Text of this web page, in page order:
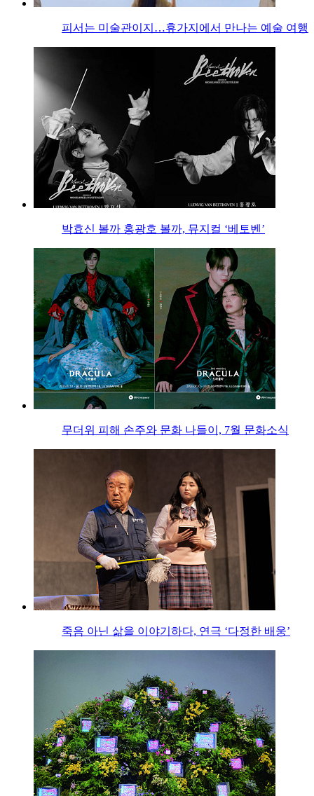
피서는 미술관이지…휴가지에서 만나는 예술 여행
박효신 볼까 홍광호 볼까, 뮤지컬 ‘베토벤’
무더위 피해 손주와 문화 나들이, 7월 문화소식
죽음 아닌 삶을 이야기하다, 연극 ‘다정한 배웅’